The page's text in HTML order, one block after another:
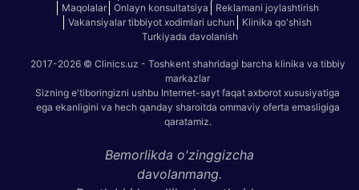
Maqolalar
Onlayn konsultatsiya
Reklamani joylashtirish
Vakansiyalar tibbiyot xodimlari uchun
Klinika qo'shish
Turkiyada davolanish
2017-2026 © Clinics.uz - Toshkent shahridagi barcha klinika va tibbiy
markazlar
Sizning e'tiboringizni ushbu Internet-sayt faqat axborot xususiyatiga
ega ekanligini va hech qanday sharoitda ommaviy oferta emasligiga
qaratamiz.
Bemorlikda o'zinggizcha
davolanmang.